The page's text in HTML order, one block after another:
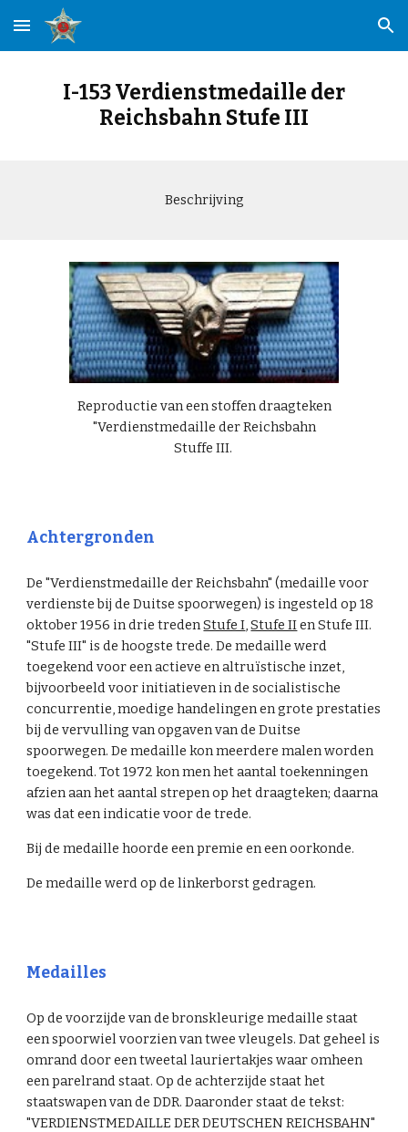
Skip to main content Skip to navigation
I-153 Verdienstmedaille der
Reichsbahn Stufe III
Beschrijving
Reproductie van een stoffen draagteken
"Verdienstmedaille der Reichsbahn
Stuffe III.
Achtergronden
De "Verdienstmedaille der Reichsbahn" (medaille voor
verdienste bij de Duitse spoorwegen) is ingesteld op 18
oktober 1956 in drie tredenStufe I,Stufe IIen Stufe III.
"Stufe III" is de hoogste trede. De medaille werd
toegekend voor een actieve en altruïstische inzet,
bijvoorbeeld voor initiatieven in de socialistische
concurrentie, moedige handelingen en grote prestaties
bij de vervulling van opgaven van de Duitse
spoorwegen. De medaille kon meerdere malen worden
toegekend. Tot 1972 kon men het aantal toekenningen
afzien aan het aantal strepen op het draagteken; daarna
was dat een indicatie voor de trede.
Bij de medaille hoorde een premie en een oorkonde.
De medaille werd op de linkerborst gedragen.
Medailles
Op de voorzijde van de bronskleurige medaille staat
een spoorwiel voorzien van twee vleugels. Dat geheel is
omrand door een tweetal lauriertakjes waar omheen
een parelrand staat. Op de achterzijde staat het
staatswapen van de DDR. Daaronder staat de tekst:
"VERDIENSTMEDAILLE DER DEUTSCHEN REICHSBAHN"